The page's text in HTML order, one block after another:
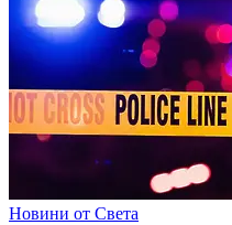
Новини от Света